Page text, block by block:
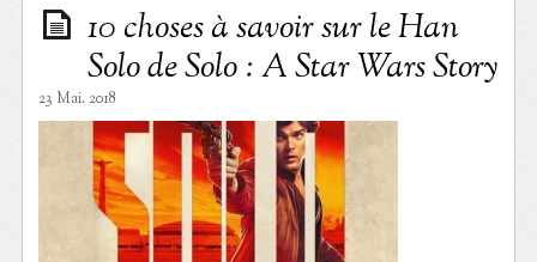
10 choses à savoir sur le Han
Solo de Solo : A Star Wars Story
23 Mai. 2018